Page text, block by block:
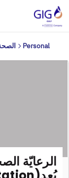
Personal
الرعايّة